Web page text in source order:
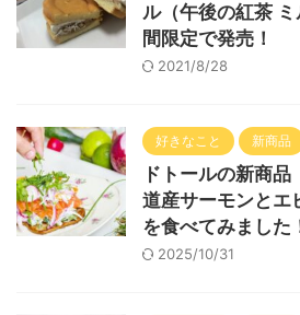
ル（午後の紅茶
間限定で発売！
2021/8/28
好きなこと 新商品
ドトールの新商
道産サーモンとエ
を食べてみました
2025/10/31